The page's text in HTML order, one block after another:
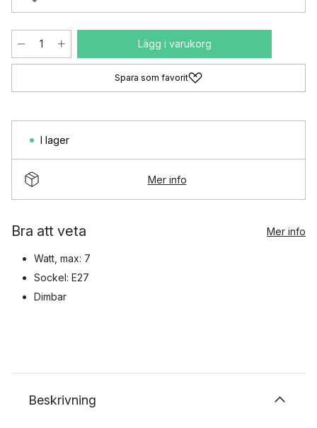
Lägg i varukorg
Spara som favorit
I lager
Mer info
Bra att veta Mer info
Watt, max: 7
Sockel: E27
Dimbar
Beskrivning